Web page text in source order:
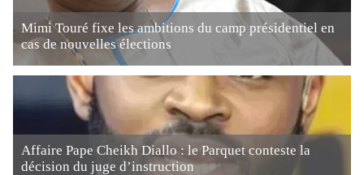
Mimi Touré fixe les ambitions du camp présidentiel en
cas de nouvelles élections
Affaire Pape Cheikh Diallo : le Parquet conteste la
décision du juge d’instruction